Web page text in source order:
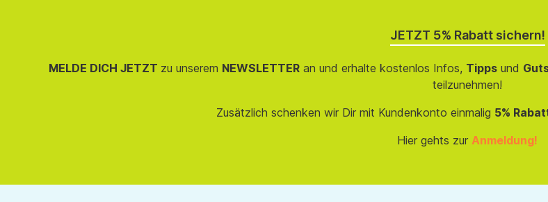
JETZT 5% Rabatt sichern!
MELDE DICH JETZT zu unserem NEWSLETTERan und erhalte kostenlos Infos, Tippsund
teilzunehmen!
Zusätzlich schenken wir Dir mit Kundenkonto einmalig 5%
Hier gehts zur Anmeldung!